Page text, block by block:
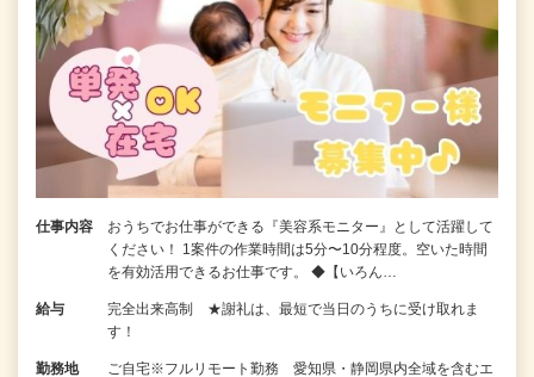
仕事内容
おうちでお仕事ができる『美容系モニター』として活躍して
ください！ 1案件の作業時間は5分〜10分程度。空いた時間
を有効活用できるお仕事です。 ◆【いろん…
給与
完全出来高制 ★謝礼は、最短で当日のうちに受け取れま
す！
勤務地
ご自宅※フルリモート勤務 愛知県・静岡県内全域を含むエ